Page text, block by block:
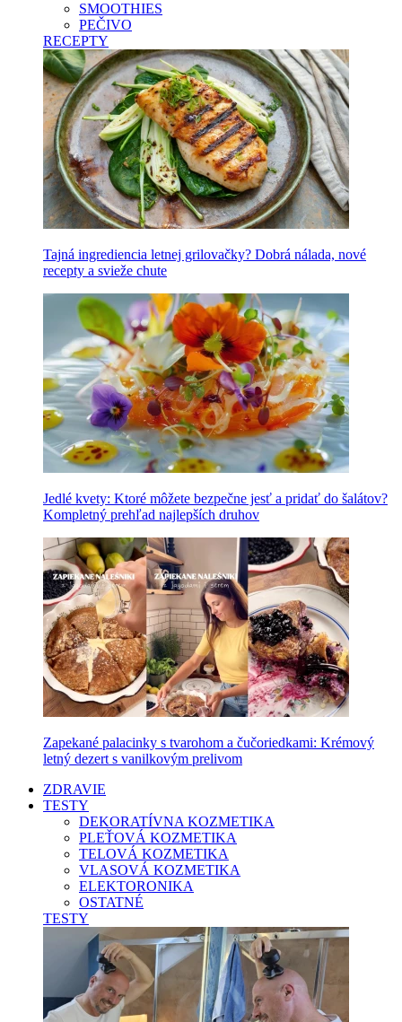
SMOOTHIES
PEČIVO
RECEPTY
Tajná ingrediencia letnej grilovačky? Dobrá nálada, nové
recepty a svieže chute
Jedlé kvety: Ktoré môžete bezpečne jesť a pridať do šalátov?
Kompletný prehľad najlepších druhov
Zapekané palacinky s tvarohom a čučoriedkami: Krémový
letný dezert s vanilkovým prelivom
ZDRAVIE
TESTY
DEKORATÍVNA KOZMETIKA
PLEŤOVÁ KOZMETIKA
TELOVÁ KOZMETIKA
VLASOVÁ KOZMETIKA
ELEKTORONIKA
OSTATNÉ
TESTY